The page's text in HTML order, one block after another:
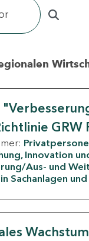
GRW
Innovation
Aus- und
Sachanlagen
Wachstum